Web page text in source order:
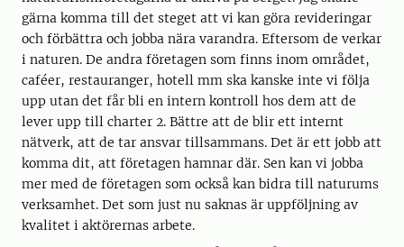
gärna komma till det steget att vi kan göra revideringar
och förbättra och jobba nära varandra. Eftersom de verkar
i naturen. De andra företagen som finns inom området,
caféer, restauranger, hotell mm ska kanske inte vi följa
upp utan det får bli en intern kontroll hos dem att de
lever upp till charter 2. Bättre att de blir ett internt
nätverk, att de tar ansvar tillsammans. Det är ett jobb att
komma dit, att företagen hamnar där. Sen kan vi jobba
mer med de företagen som också kan bidra till naturums
verksamhet. Det som just nu saknas är uppföljning av
kvalitet i aktörernas arbete.